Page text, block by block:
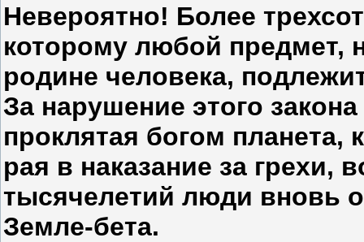
Невероятно! Более
которому любой
родине человека,
За нарушение этого
проклятая богом планета,
рая в наказание за грехи,
тысячелетий люди вновь
Земле-бета.